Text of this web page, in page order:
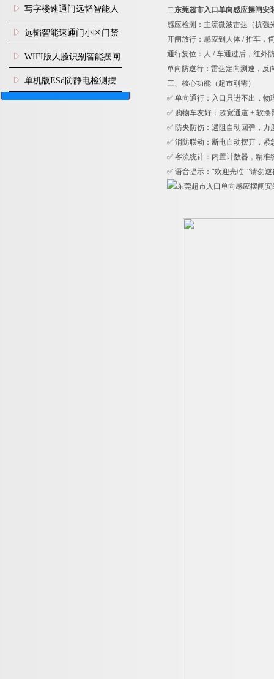
防尾随静音速通门
写字楼速通门远韬智能人
脸识别快速通道闸
远韬智能速通门小区门禁
闸机食堂消费摆闸
WIFI版人脸识别智能摆闸
机
单机版ESd防静电检测摆
闸机
二东莞超市入口单向感应摆闸安
感应检测：主流微波雷达（抗强
开闸放行：感应到人体 / 推车，
通行复位：人 / 车通过后，红外
单向防逆行：雷达定向测速，反
三、核心功能（超市刚需）
✅ 单向通行：入口只进不出，
✅ 购物车友好：超宽通道 + 软
✅ 防夹防伤：遇阻自动回弹，力
✅ 消防联动：断电自动摆开，紧
✅ 客流统计：内置计数器，精准
✅ 语音提示：“欢迎光临"“请勿